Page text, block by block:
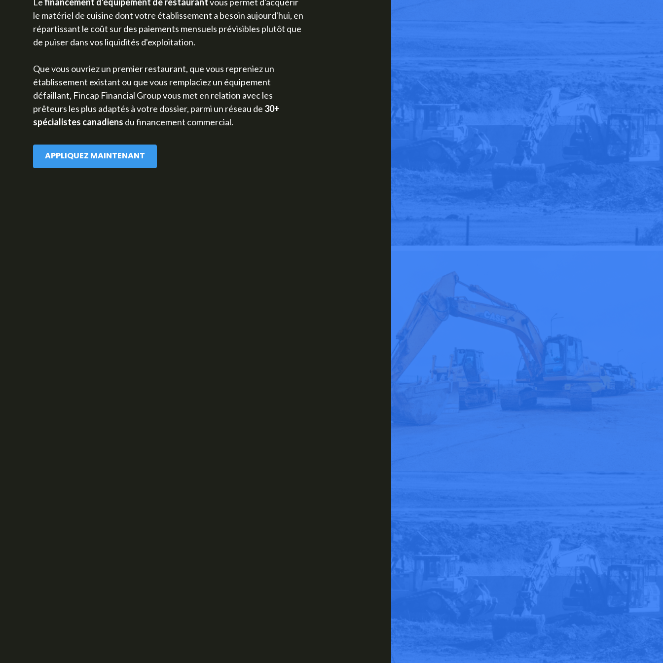
le matériel de cuisine dont votre établissement a besoin aujourd'hui, en
répartissant le coût sur des paiements mensuels prévisibles plutôt que
de puiser dans vos liquidités d'exploitation.
Que vous ouvriez un premier restaurant, que vous repreniez un
établissement existant ou que vous remplaciez un équipement
défaillant, Fincap Financial Group vous met en relation avec les
prêteurs les plus adaptés à votre dossier, parmi un réseau de 30+
spécialistes canadiens du financement commercial.
APPLIQUEZ MAINTENANT